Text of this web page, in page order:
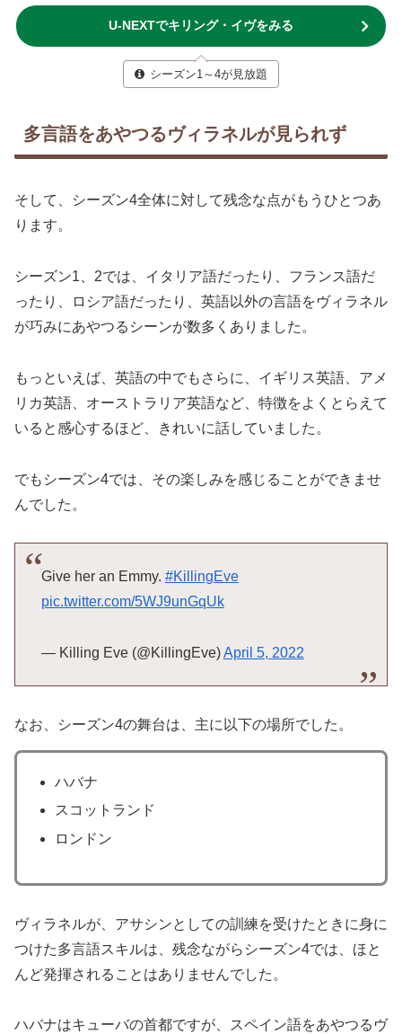
U-NEXTでキリング・イヴをみる
シーズン1～4が見放題
多言語をあやつるヴィラネルが見られず
そして、シーズン4全体に対して残念な点がもうひとつあ
ります。
シーズン1、2では、イタリア語だったり、フランス語だ
ったり、ロシア語だったり、英語以外の言語をヴィラネル
が巧みにあやつるシーンが数多くありました。
もっといえば、英語の中でもさらに、イギリス英語、アメ
リカ英語、オーストラリア英語など、特徴をよくとらえて
いると感心するほど、きれいに話していました。
でもシーズン4では、その楽しみを感じることができませ
んでした。
Give her an Emmy. #KillingEve
pic.twitter.com/5WJ9unGqUk
— Killing Eve (@KillingEve)April 5, 2022
なお、シーズン4の舞台は、主に以下の場所でした。
ハバナ
スコットランド
ロンドン
ヴィラネルが、アサシンとしての訓練を受けたときに身に
つけた多言語スキルは、残念ながらシーズン4では、ほと
んど発揮されることはありませんでした。
ハバナはキューバの首都ですが、スペイン語をあやつるヴ